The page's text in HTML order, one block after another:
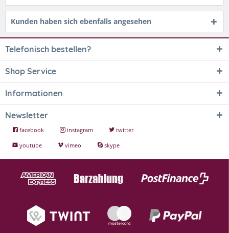
Kunden haben sich ebenfalls angesehen
Telefonisch bestellen?
Shop Service
Informationen
Newsletter
facebook instagram
twitter
youtube
vimeo skype